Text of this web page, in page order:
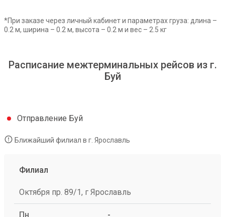
*При заказе через личный кабинет и параметрах груза: длина –
0.2 м, ширина – 0.2 м, высота – 0.2 м и вес – 2.5 кг
Расписание межтерминальных рейсов из г.
Буй
Отправление Буй
Ближайший филиал в г. Ярославль
Филиал
Октября пр. 89/1, г Ярославль
Пн -